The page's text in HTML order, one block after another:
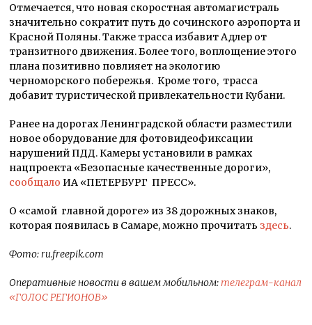
Отмечается, что новая скоростная автомагистраль
значительно сократит путь до сочинского аэропорта и
Красной Поляны. Также трасса избавит Адлер от
транзитного движения. Более того, воплощение этого
плана позитивно повлияет на экологию
черноморского побережья. Кроме того, трасса
добавит туристической привлекательности Кубани.
Ранее на дорогах Ленинградской области разместили
новое оборудование для фотовидеофиксации
нарушений ПДД. Камеры установили в рамках
нацпроекта «Безопасные качественные дороги»,
сообщало ИА «ПЕТЕРБУРГ ПРЕСС».
О «самой главной дороге» из 38 дорожных знаков,
которая появилась в Самаре, можно прочитать здесь.
Фото: ru.freepik.com
Оперативные новости в вашем мобильном: телеграм-канал
«ГОЛОС РЕГИОНОВ»